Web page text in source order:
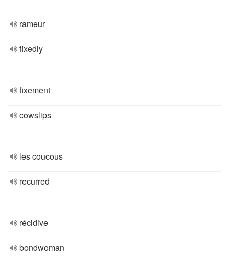
rameur
fixedly
fixement
cowslips
les coucous
recurred
récidive
bondwoman